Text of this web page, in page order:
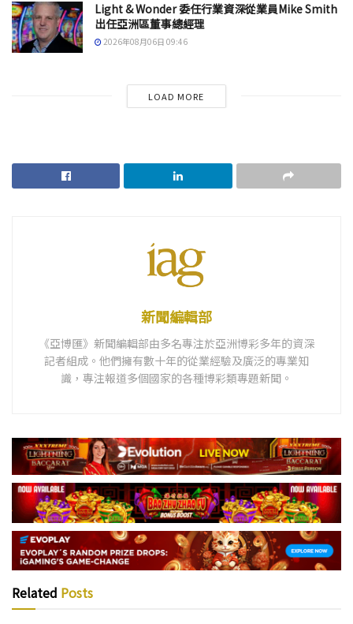
Light & Wonder 委任行業資深從業員Mike Smith
出任亞洲區董事總經理
2026年08月06日 09:46
LOAD MORE
新聞編輯部
《亞博匯》新聞編輯部由多名專注於亞洲博彩多年的資深
記者組成。他們擁有數十年的從業經驗及廣泛的專業知
識，專注報道多個國家的各種博彩類專題新聞。
Related Posts